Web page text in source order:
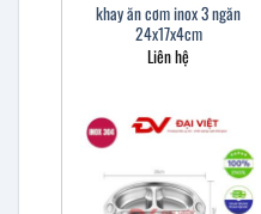
khay ăn cơm inox 3 ngăn
24x17x4cm
Liên hệ